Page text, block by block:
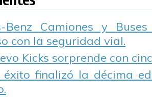
de un motor para
una institución
Apache
Benz Camiones y
con la seguridad vial.
Kicks sorprende con
finalizó la décima